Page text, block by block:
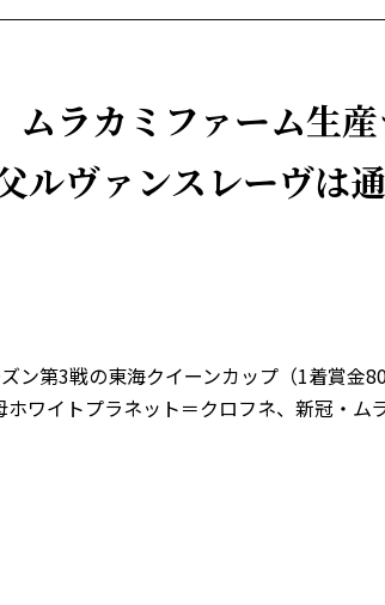
ムラカミファーム生
ルヴァンスレーヴは
ン第3戦の東海クイーンカップ（1着賞金
ワイトプラネット＝クロフネ、新冠・ム